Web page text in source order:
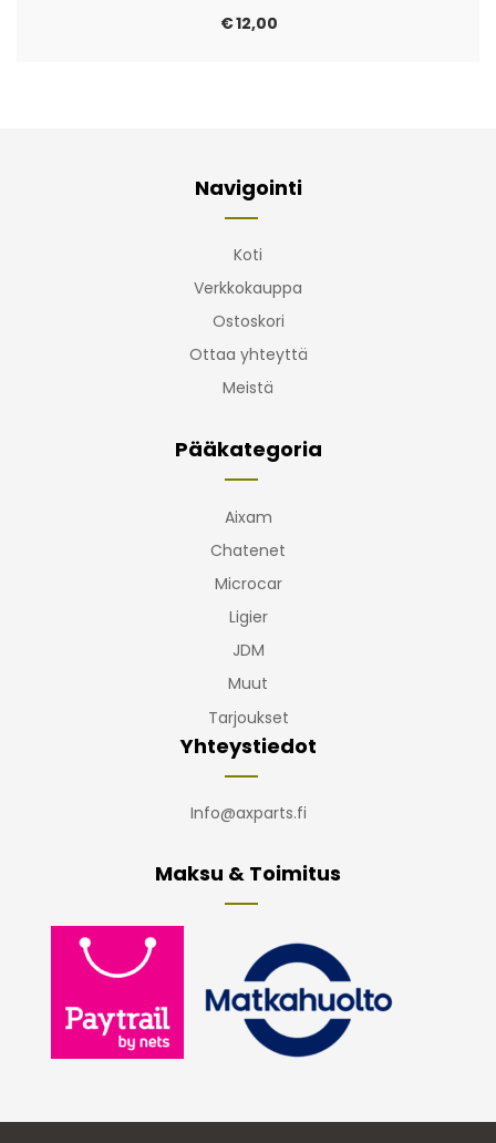
€12,00
Navigointi
Koti
Verkkokauppa
Ostoskori
Ottaa yhteyttä
Meistä
Pääkategoria
Aixam
Chatenet
Microcar
Ligier
JDM
Muut
Tarjoukset
Yhteystiedot
Info@axparts.fi
Maksu & Toimitus